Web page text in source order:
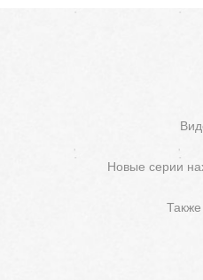
Новые серии